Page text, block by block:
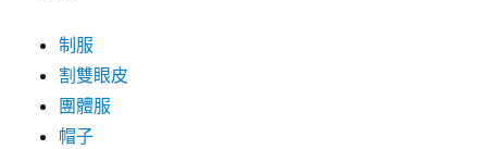
制服
割雙眼皮
團體服
帽子